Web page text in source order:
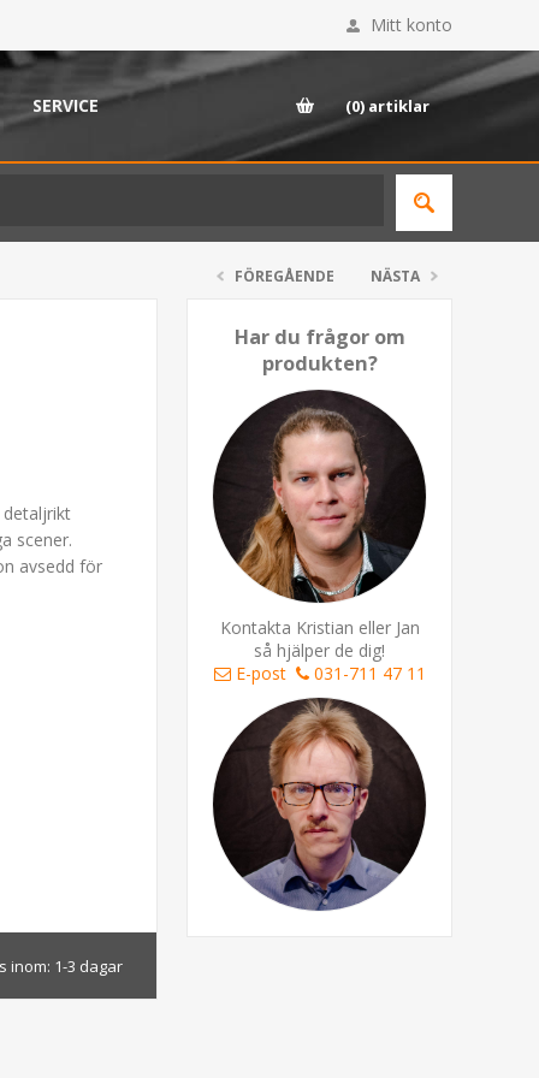
Mitt konto
SERVICE (0) artiklar
FÖREGÅENDE NÄSTA
Har du frågor om
produkten?
Kontakta Kristian eller Jan
så hjälper de dig!
E-post
031-711 47 11
detaljrikt
scener.
avsedd för
inom: 1-3 dagar